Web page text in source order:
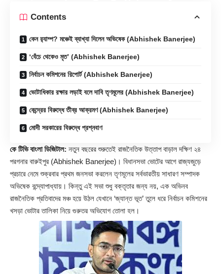
Contents
কেন র‍্যাম্প? মঞ্চেই ব্যাখ্যা দিলেন অভিষেক (Abhishek Banerjee)
‘বেঁচে থেকেও মৃত’ (Abhishek Banerjee)
নির্বাচন কমিশনের রিপোর্ট (Abhishek Banerjee)
ভোটাধিকার রক্ষার লড়াই বলে দাবি তৃণমূলের (Abhishek Banerjee)
কেন্দ্রের বিরুদ্ধে তীব্র আক্রমণ (Abhishek Banerjee)
মোদী সরকারের বিরুদ্ধে প্রশ্নবাণ
কে টিভি বাংলা ডিজিটাল: নতুন বছরের শুরুতেই রাজনৈতিক উত্তাপ বাড়াল দক্ষিণ ২৪
পরগনার বারুইপুর (Abhishek Banerjee)। বিধানসভা ভোটের আগে রাজ্যজুড়ে
প্রচারে নেমে শুক্রবার প্রথম জনসভা করলেন তৃণমূলের সর্বভারতীয় সাধারণ সম্পাদক
অভিষেক বন্দ্যোপাধ্যায়। কিন্তু এই সভা শুধু বক্তৃতার জন্য নয়, এক অভিনব
রাজনৈতিক প্রতিবাদের মঞ্চ হয়ে উঠল যেখানে ‘জ্যান্ত ভূত’ তুলে ধরে নির্বাচন কমিশনের
খসড়া ভোটার তালিকা নিয়ে গুরুতর অভিযোগ তোলা হল।